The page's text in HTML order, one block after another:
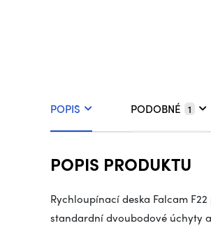
POPIS PODOBNÉ 1
POPIS PRODUKTU
Rychloupínací deska Falcam
standardní dvoubodové úchyty